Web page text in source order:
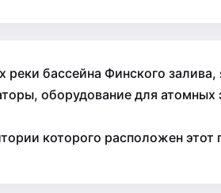
бассейна Финского
оборудование для
которого расположен этот